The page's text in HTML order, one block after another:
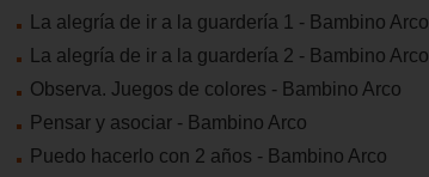
La alegría de ir a la guardería 1 - Bambino Arco
La alegría de ir a la guardería 2 - Bambino Arco
Observa. Juegos de colores - Bambino Arco
Pensar y asociar - Bambino Arco
Puedo hacerlo con 2 años - Bambino Arco